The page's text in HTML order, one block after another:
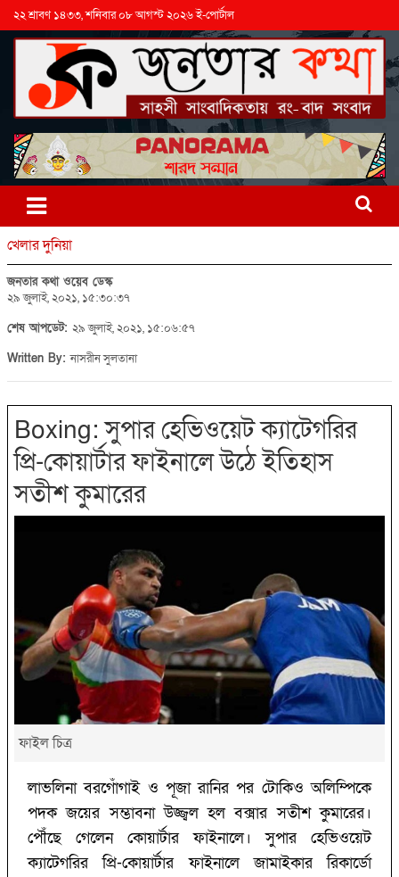
২২ শ্রাবণ ১৪৩৩, শনিবার ০৮ আগস্ট ২০২৬ ই-পোর্টাল
খেলার দুনিয়া
জনতার কথা ওয়েব ডেস্ক
২৯ জুলাই, ২০২১, ১৫:৩০:৩৭
শেষ আপডেট: ২৯ জুলাই, ২০২১, ১৫:০৬:৫৭
Written By:নাসরীন সুলতানা
Boxing: সুপার হেভিওয়েট ক্যাটেগরির
প্রি-কোয়ার্টার ফাইনালে উঠে ইতিহাস
সতীশ কুমারের
ফাইল চিত্র
লাভলিনা বরগোঁগাই ও পূজা রানির পর টোকিও অলিম্পিকে
পদক জয়ের সম্ভাবনা উজ্জ্বল হল বক্সার সতীশ কুমারের।
পৌঁছে গেলেন কোয়ার্টার ফাইনালে। সুপার হেভিওয়েট
ক্যাটেগরির প্রি-কোয়ার্টার ফাইনালে জামাইকার রিকার্ডো